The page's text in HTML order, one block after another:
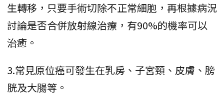
生轉移，只要手術切除不正常細胞，再根據病況
討論是否合併放射線治療，有90%的機率可以
治癒。
3.常見原位癌可發生在乳房、子宮頸、皮膚、膀
胱及大腸等。